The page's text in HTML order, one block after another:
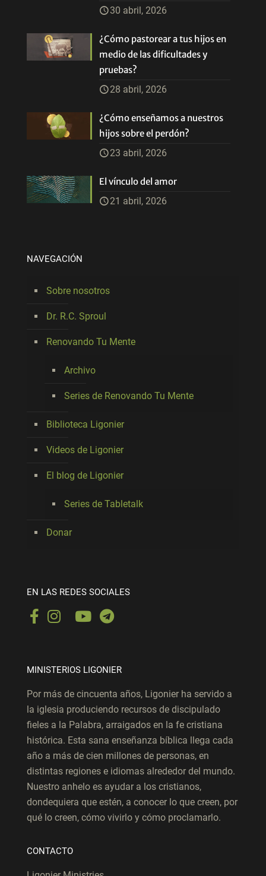
30 abril, 2026
¿Cómo pastorear a tus hijos en
medio de las dificultades y
pruebas?
28 abril, 2026
¿Cómo enseñamos a nuestros
hijos sobre el perdón?
23 abril, 2026
El vínculo del amor
21 abril, 2026
NAVEGACIÓN
Sobre nosotros
Dr. R.C. Sproul
Renovando Tu Mente
Archivo
Series de Renovando Tu Mente
Biblioteca Ligonier
Videos de Ligonier
El blog de Ligonier
Series de Tabletalk
Donar
EN LAS REDES SOCIALES
MINISTERIOS LIGONIER
Por más de cincuenta años, Ligonier ha servido a
la iglesia produciendo recursos de discipulado
fieles a la Palabra, arraigados en la fe cristiana
histórica. Esta sana enseñanza bíblica llega cada
año a más de cien millones de personas, en
distintas regiones e idiomas alrededor del mundo.
Nuestro anhelo es ayudar a los cristianos,
dondequiera que estén, a conocer lo que creen, por
qué lo creen, cómo vivirlo y cómo proclamarlo.
CONTACTO